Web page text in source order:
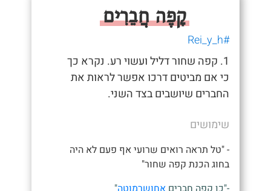
קָפֶה חֲבֵרִים
#Rei_y_h
1. קפה שחור דליל ועשוי רע. נקרא כך
כי אם מביטים דרכו אפשר לראות את
החברים שיושבים בצד השני.
שימושים
- "טל תראה רואים שרועי אף פעם לא היה
בחוג הכנת קפה שחור"